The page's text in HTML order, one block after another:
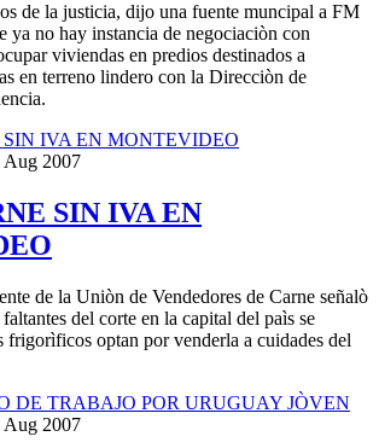
de la justicia, dijo una fuente muncipal a FM
ya no hay instancia de negociaciòn con
viviendas en predios destinados a
en terreno lindero con la Direcciòn de
Aug 2007
SIN IVA EN
de la Uniòn de Vendedores de Carne señalò
del corte en la capital del paìs se
frigorìficos optan por venderla a cuidades del
Aug 2007